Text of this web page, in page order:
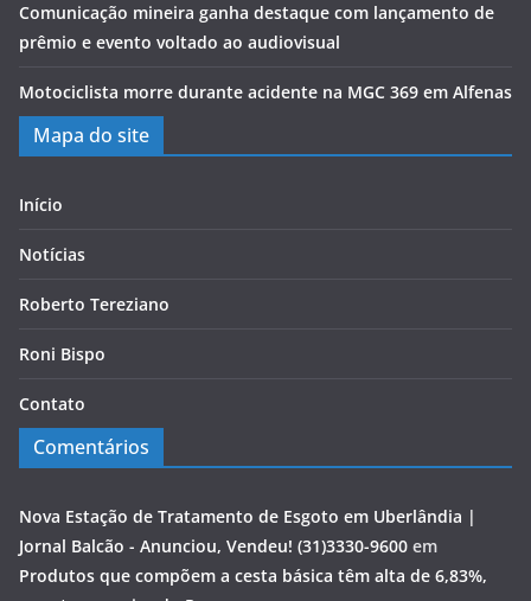
Comunicação mineira ganha destaque com lançamento de
prêmio e evento voltado ao audiovisual
Motociclista morre durante acidente na MGC 369 em Alfenas
Mapa do site
Início
Notícias
Roberto Tereziano
Roni Bispo
Contato
Comentários
Nova Estação de Tratamento de Esgoto em Uberlândia |
Jornal Balcão - Anunciou, Vendeu! (31)3330-9600 em
Produtos que compõem a cesta básica têm alta de 6,83%,